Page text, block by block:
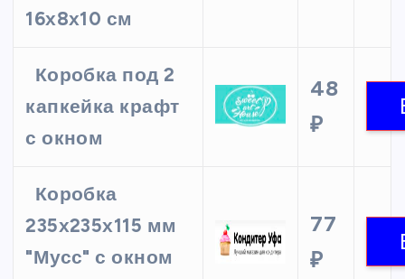
16х8х10 см
Коробка под 2
капкейка крафт
с окном
48
₽
Коробка
235х235х115 мм
"Мусс" с окном
77
₽